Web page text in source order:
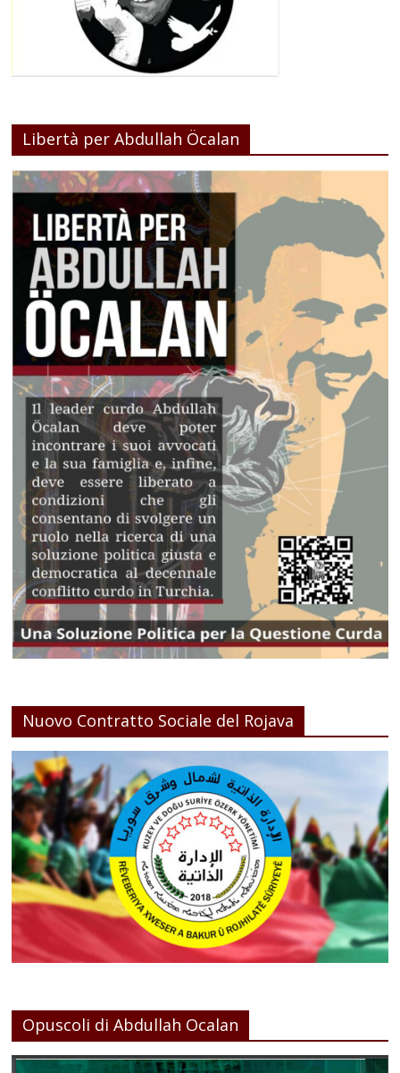
Libertà per Abdullah Öcalan
Nuovo Contratto Sociale del Rojava
Opuscoli di Abdullah Ocalan